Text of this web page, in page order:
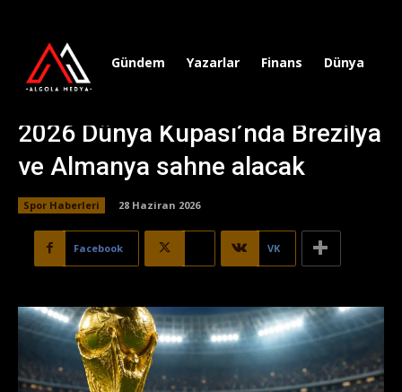
Gündem Yazarlar Finans Dünya
2026 Dünya Kupası’nda Brezilya
ve Almanya sahne alacak
Spor Haberleri 28 Haziran 2026
Facebook VK